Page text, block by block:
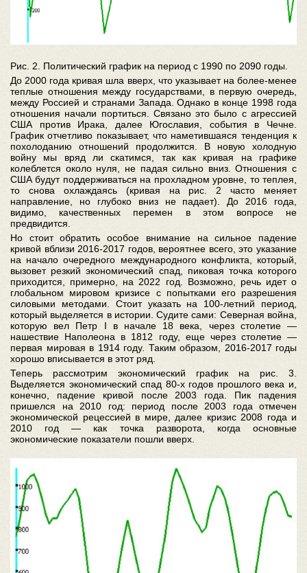
Рис. 2. Политический график на период с 1990 по 2090 годы.
До 2000 года кривая шла вверх, что указывает на более-менее
теплые отношения между государствами, в первую очередь,
между Россией и странами Запада. Однако в конце 1998 года
отношения начали портиться. Связано это было с агрессией
США против Ирака, далее Югославия, события в Чечне.
График отчетливо показывает, что наметившаяся тенденция к
похолоданию отношений продолжится. В новую холодную
войну мы вряд ли скатимся, так как кривая на графике
колеблется около нуля, не падая сильно вниз. Отношения с
США будут поддерживаться на прохладном уровне, то теплея,
то снова охлаждаясь (кривая на рис. 2 часто меняет
направление, но глубоко вниз не падает). До 2016 года,
видимо, качественных перемен в этом вопросе не
предвидится.
Но стоит обратить особое внимание на сильное падение
кривой вблизи 2016-2017 годов, вероятнее всего, это указание
на начало очередного международного конфликта, который,
вызовет резкий экономический спад, пиковая точка которого
приходится, примерно, на 2022 год. Возможно, речь идет о
глобальном мировом кризисе с попытками его разрешения
силовыми методами. Стоит указать на 100-летний период,
который выделяется в истории. Судите сами: Северная война,
которую вел Петр I в начале 18 века, через столетие —
нашествие Наполеона в 1812 году, еще через столетие —
первая мировая в 1914 году. Таким образом, 2016-2017 годы
хорошо вписывается в этот ряд.
Теперь рассмотрим экономический график на рис. 3.
Выделяется экономический спад 80-х годов прошлого века и,
конечно, падение кривой после 2003 года. Пик падения
пришелся на 2010 год: период после 2003 года отмечен
экономической рецессией в мире, далее кризис 2008 года и
2010 год — как точка разворота, когда основные
экономические показатели пошли вверх.